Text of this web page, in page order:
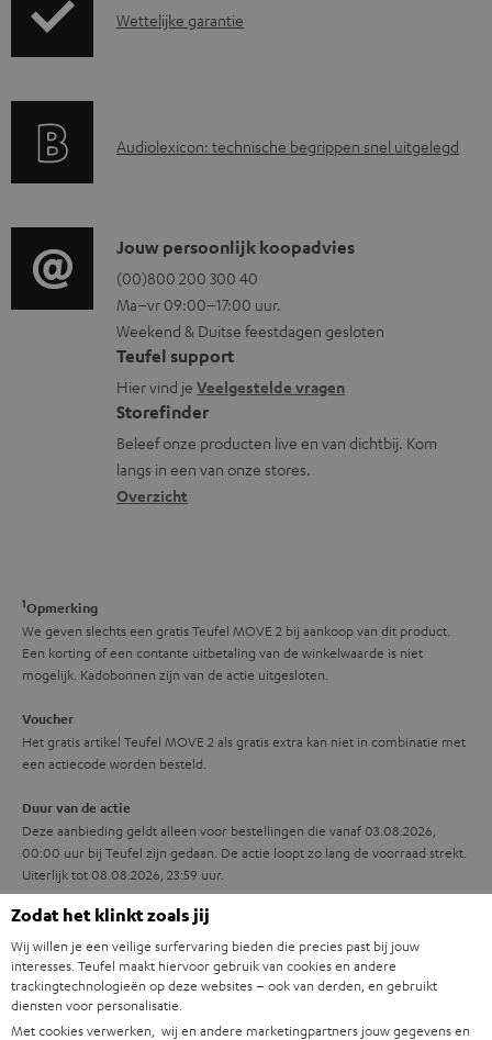
n
e
n
r
m
a
t
i
e
G
n
e
i
n
f
o
r
m
a
Wettelijke garantie
A
i
o
g
l
o
s
s
a
r
Audiolexicon: technische begrippen snel uitgelegd
C
o
n
t
a
c
t
i
n
m
a
i
e
Jouw persoonlijk koopadvies
(00)800 200 300 40
Ma–vr 09:00–17:00 uur.
Weekend & Duitse feestdagen gesloten
Teufel support
Hier vind je Veelgestelde vragen
Storefinder
Beleef onze producten live en van dichtbij. Kom
langs in een van onze stores.
Overzicht
1Opmerking
We geven slechts een gratis Teufel MOVE 2 bij aankoop van dit product.
Een korting of een contante uitbetaling van de winkelwaarde is niet
mogelijk. Kadobonnen zijn van de actie uitgesloten.
Voucher
Het gratis artikel Teufel MOVE 2 als gratis extra kan niet in combinatie met
een actiecode worden besteld.
Duur van de actie
Deze aanbieding geldt alleen voor bestellingen die vanaf 03.08.2026,
00:00 uur bij Teufel zijn gedaan. De actie loopt zo lang de voorraad strekt.
Uiterlijk tot 08.08.2026, 23:59 uur.
Bij retourneren
Het gratis artikel Teufel MOVE 2 heeft een verkoopwaarde van € 29,99.
Deze aanbieding is als eenheid te betrachten. De producten worden
samen aangeboden. Het is uitgesloten de koopovereenkomst te splitsen
(bijv. alleen te beperken op het gebruik van het gratis artikel Teufel MOVE
2). Dit houdt in dat bij een eventueel retourneren van het aangeschafte
Zodat het klinkt zoals jij
Wij willen je een veilige surfervaring bieden die precies past bij jouw
interesses. Teufel maakt hiervoor gebruik van cookies en andere
trackingtechnologieën op deze websites – ook van derden, en gebruikt
diensten voor personalisatie.
Met cookies verwerken, wij en andere marketingpartners jouw gegevens en